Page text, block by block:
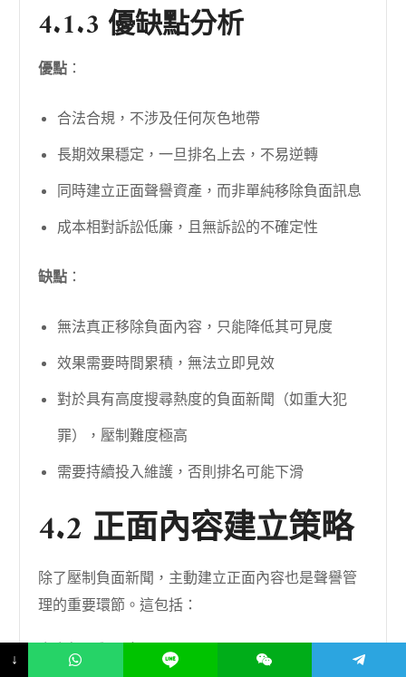
4.1.3 優缺點分析
優點 ：
合法合規，不涉及任何灰色地帶
長期效果穩定，一旦排名上去，不易逆轉
同時建立正面聲譽資產，而非單純移除負面訊息
成本相對訴訟低廉，且無訴訟的不確定性
缺點 ：
無法真正移除負面內容，只能降低其可見度
效果需要時間累積，無法立即見效
對於具有高度搜尋熱度的負面新聞（如重大犯
罪），壓制難度極高
需要持續投入維護，否則排名可能下滑
4.2 正面內容建立策略
除了壓制負面新聞，主動建立正面內容也是聲譽管
理的重要環節。這包括：
官方聲明與回應
：針對負面報導發布官方聲明，以
↓